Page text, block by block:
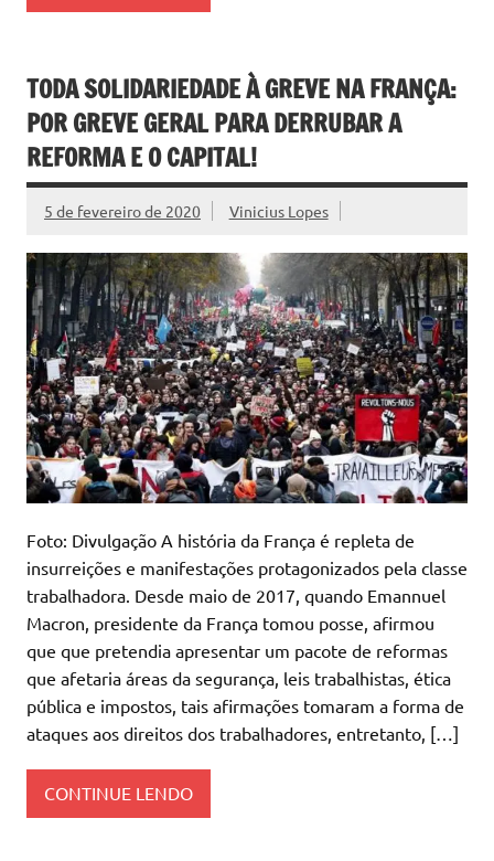
TODA SOLIDARIEDADE À GREVE NA FRANÇA:
POR GREVE GERAL PARA DERRUBAR A
REFORMA E O CAPITAL!
5 de fevereiro de 2020 Vinicius Lopes
Foto: Divulgação A história da França é repleta de
insurreições e manifestações protagonizados pela classe
trabalhadora. Desde maio de 2017, quando Emannuel
Macron, presidente da França tomou posse, afirmou
que que pretendia apresentar um pacote de reformas
que afetaria áreas da segurança, leis trabalhistas, ética
pública e impostos, tais afirmações tomaram a forma de
ataques aos direitos dos trabalhadores, entretanto, […]
CONTINUE LENDO